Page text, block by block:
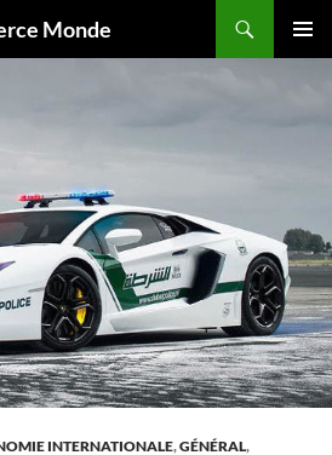
Monde
INTERNATIONALE,GÉNÉRAL,